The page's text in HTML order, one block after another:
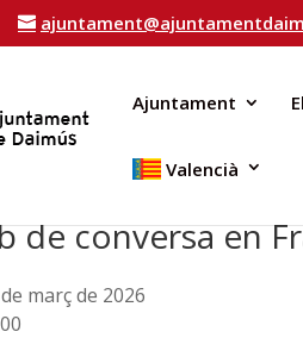
Ajuntament
Valencià
de conversa en
març de 2026